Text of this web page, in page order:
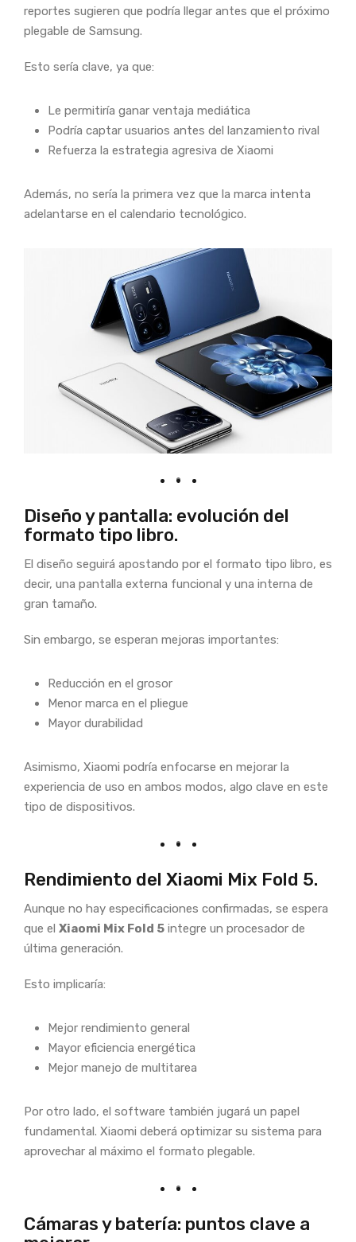
reportes sugieren que podría llegar antes que el próximo
plegable de Samsung.
Esto sería clave, ya que:
Le permitiría ganar ventaja mediática
Podría captar usuarios antes del lanzamiento rival
Refuerza la estrategia agresiva de Xiaomi
Además, no sería la primera vez que la marca intenta
adelantarse en el calendario tecnológico.
Diseño y pantalla: evolución del
formato tipo libro.
El diseño seguirá apostando por el formato tipo libro, es
decir, una pantalla externa funcional y una interna de
gran tamaño.
Sin embargo, se esperan mejoras importantes:
Reducción en el grosor
Menor marca en el pliegue
Mayor durabilidad
Asimismo, Xiaomi podría enfocarse en mejorar la
experiencia de uso en ambos modos, algo clave en este
tipo de dispositivos.
Rendimiento del Xiaomi Mix Fold 5.
Aunque no hay especificaciones confirmadas, se espera
que el Xiaomi Mix Fold 5 integre un procesador de
última generación.
Esto implicaría:
Mejor rendimiento general
Mayor eficiencia energética
Mejor manejo de multitarea
Por otro lado, el software también jugará un papel
fundamental. Xiaomi deberá optimizar su sistema para
aprovechar al máximo el formato plegable.
Cámaras y batería: puntos clave a